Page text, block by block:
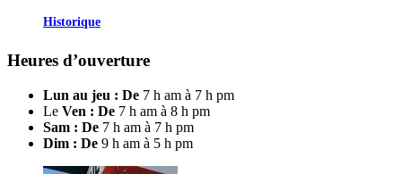
Historique
Heures d’ouverture
Lun au jeu : De 7 h am à 7 h pm
Le Ven : De 7 h am à 8 h pm
Sam : De 7 h am à 7 h pm
Dim : De 9 h am à 5 h pm